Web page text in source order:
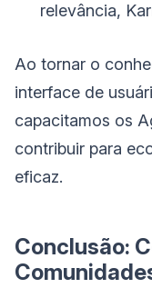
relevância,
Ao tornar o
interface de
capacitamos os
contribuir para
eficaz.
Conclusão: